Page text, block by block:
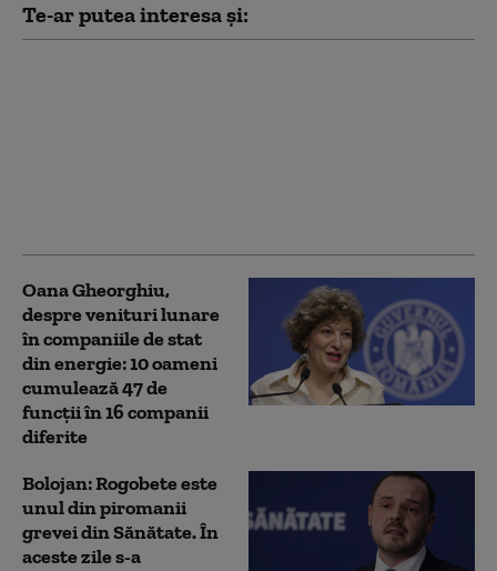
Te-ar putea interesa și:
Oana Gheorghiu,
despre venituri lunare
în companiile de stat
din energie: 10 oameni
cumulează 47 de
funcţii în 16 companii
diferite
Bolojan: Rogobete este
unul din piromanii
grevei din Sănătate. În
aceste zile s-a